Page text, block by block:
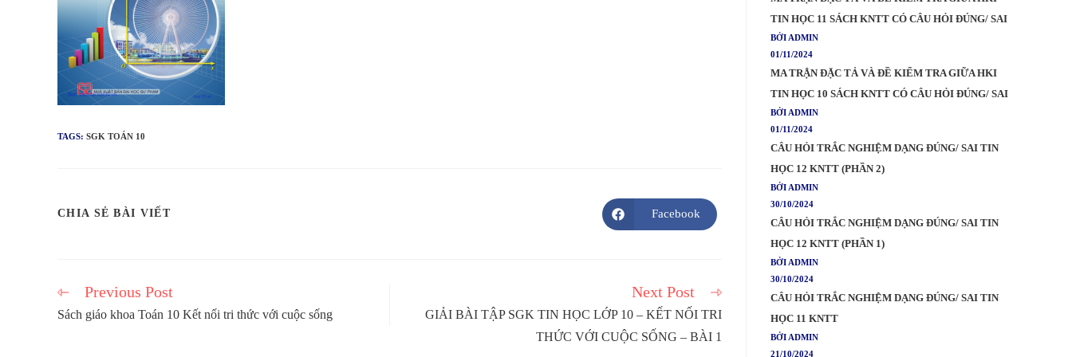
TAGS: SGK TOÁN 10
CHIA SẺ BÀI VIẾTSHARE
Opens
in
Facebook
Read
articles
Previous Post
Sách giáo khoa Toán 10 Kết nối tri thức với cuộc sống
Next Post
GIẢI BÀI TẬP SGK TIN HỌC LỚP 10 – KẾT NỐI TRI
THỨC VỚI CUỘC SỐNG – BÀI 1
TIN HỌC 11 SÁCH KNTT CÓ CÂU HỎI ĐÚNG/ SAI
BỞI ADMIN
01/11/2024
MA TRẬN ĐẶC TẢ VÀ ĐỀ KIỂM TRA GIỮA HKI
TIN HỌC 10 SÁCH KNTT CÓ CÂU HỎI ĐÚNG/ SAI
BỞI ADMIN
01/11/2024
CÂU HỎI TRẮC NGHIỆM DẠNG ĐÚNG/ SAI TIN
HỌC 12 KNTT (PHẦN 2)
BỞI ADMIN
30/10/2024
CÂU HỎI TRẮC NGHIỆM DẠNG ĐÚNG/ SAI TIN
HỌC 12 KNTT (PHẦN 1)
BỞI ADMIN
30/10/2024
CÂU HỎI TRẮC NGHIỆM DẠNG ĐÚNG/ SAI TIN
HỌC 11 KNTT
BỞI ADMIN
21/10/2024